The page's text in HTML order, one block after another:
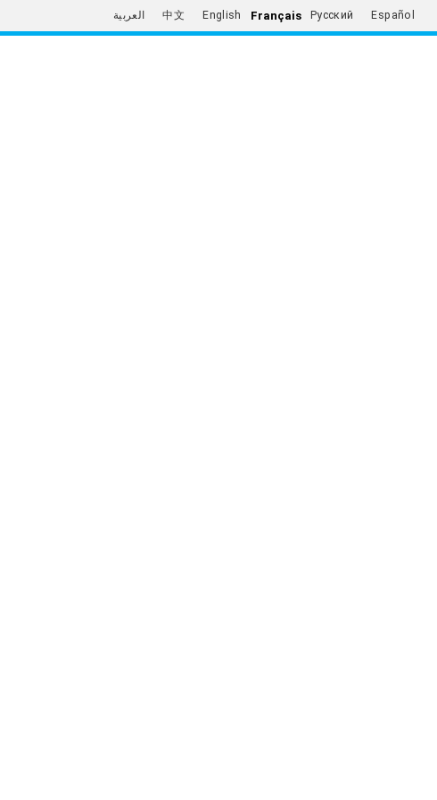
العربية 中文 English Français Русский Español